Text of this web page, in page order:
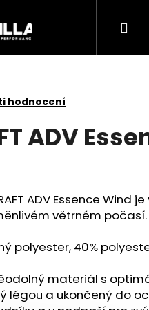
hodnocení
ADV
ADV Essence Wind
větrném počasí.
polyester, 40%
materiál s
légou a ukončený do